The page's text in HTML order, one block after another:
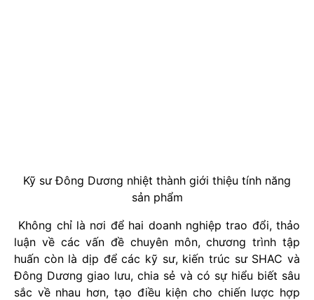
Kỹ sư Đông Dương nhiệt thành giới thiệu tính năng
sản phẩm
Không chỉ là nơi để hai doanh nghiệp trao đổi, thảo
luận về các vấn đề chuyên môn, chương trình tập
huấn còn là dịp để các kỹ sư, kiến trúc sư SHAC và
Đông Dương giao lưu, chia sẻ và có sự hiểu biết sâu
sắc về nhau hơn, tạo điều kiện cho chiến lược hợp